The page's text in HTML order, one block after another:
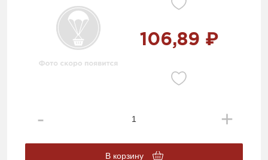
106,89 ₽
В корзину